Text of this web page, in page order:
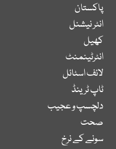
پاکستان
انٹر نیشنل
کھیل
انٹرٹینمنٹ
لائف اسٹائل
ٹاپ ٹرینڈ
دلچسپ و عجیب
صحت
سونے کے نرخ